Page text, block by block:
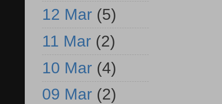
12 Mar (5)
11 Mar (2)
10 Mar (4)
09 Mar (2)